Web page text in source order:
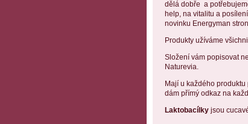
dělá dobře a
help, na vitalitu a
novinku Energyman
Produkty užíváme
Složení vám popisovat
Naturevia.
Mají u každého
dám přímý odkaz na
Laktobacílky jsou